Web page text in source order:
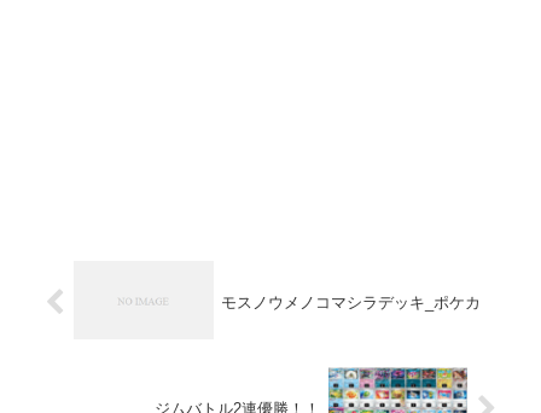
モスノウメノコマシラデッキ_ポケカ
ジムバトル2連優勝！！